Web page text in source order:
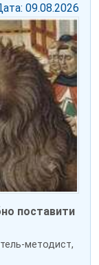
09.08.2026
поставити
методист,